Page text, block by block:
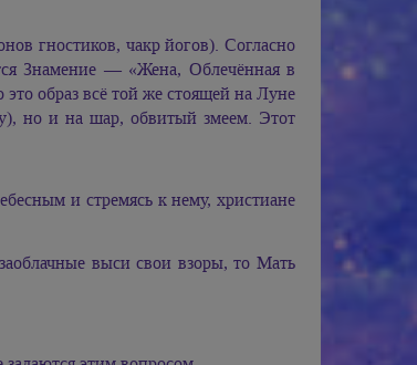
гностиков, чакр йогов). Согласно
Знамение — «Жена, Облечённая в
образ всё той же стоящей на Луне
но и на шар, обвитый змеем. Этот
и стремясь к нему, христиане
выси свои взоры, то Мать